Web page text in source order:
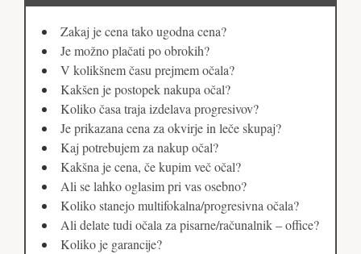
Zakaj je cena tako ugodna cena?
Je možno plačati po obrokih?
V kolikšnem času prejmem očala?
Kakšen je postopek nakupa očal?
Koliko časa traja izdelava progresivov?
Je prikazana cena za okvirje in leče skupaj?
Kaj potrebujem za nakup očal?
Kakšna je cena, če kupim več očal?
Ali se lahko oglasim pri vas osebno?
Koliko stanejo multifokalna/progresivna očala?
Ali delate tudi očala za pisarne/računalnik – office?
Koliko je garancije?